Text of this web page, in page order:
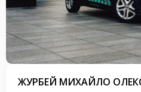
ЖУРБЕЙ МИХАЙЛО